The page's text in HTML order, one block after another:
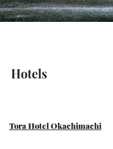
Hotels
Tora Hotel Okachimachi